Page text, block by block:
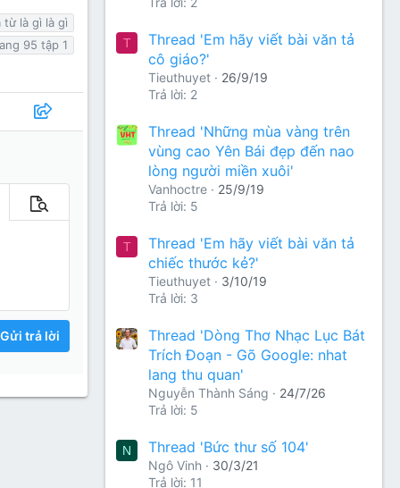
từ là gì là gì
95 tập 1
tùy chọn…
Xem trước
Gửi trả lời
T
Thread 'Em hãy viết bài văn tả
cô giáo?'
Tieuthuyet
26/9/19
Trả lời: 2
Thread 'Những mùa vàng trên
vùng cao Yên Bái đẹp đến nao
lòng người miền xuôi'
Vanhoctre
25/9/19
Trả lời: 5
T
Thread 'Em hãy viết bài văn tả
chiếc thước kẻ?'
Tieuthuyet
3/10/19
Trả lời: 3
Thread 'Dòng Thơ Nhạc Lục Bát
Trích Đoạn - Gõ Google: nhat
lang thu quan'
Nguyễn Thành Sáng
24/7/26
Trả lời: 5
N Thread 'Bức thư số 104'
Ngô Vinh
30/3/21
Trả lời: 11